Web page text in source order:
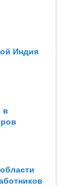
Индия
в